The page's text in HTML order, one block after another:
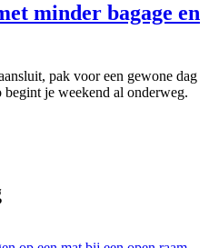
minder bagage en
pak voor een gewone dag
je weekend al onderweg.